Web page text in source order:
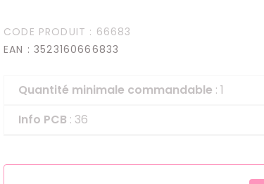
Sets d'accessoires
CODE PRODUIT : 66683
EAN : 3523160666833
Quantité minimale commandable : 1
Info PCB : 36